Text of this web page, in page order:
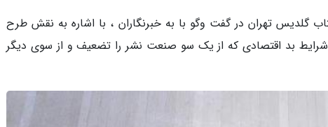
گلدیس تهران در گفت وگو با به خبرنگاران ، با اشاره به نقش طرح
بد اقتصادی که از یک سو صنعت نشر را تضعیف و از سوی دیگر